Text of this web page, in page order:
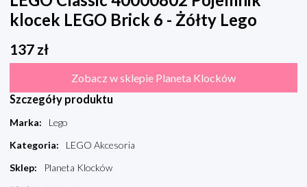
klocek LEGO Brick 6 - Żółty Lego
137 zł
Zobacz w sklepie Planeta Klocków
Szczegóły produktu
Marka:
Lego
Kategoria:
LEGO Akcesoria
Sklep:
Planeta Klocków